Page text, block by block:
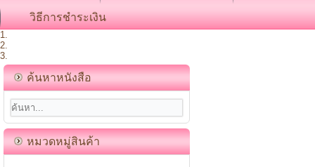
วิธีการชำระเงิน
ค้นหาหนังสือ
หมวดหมู่สินค้า